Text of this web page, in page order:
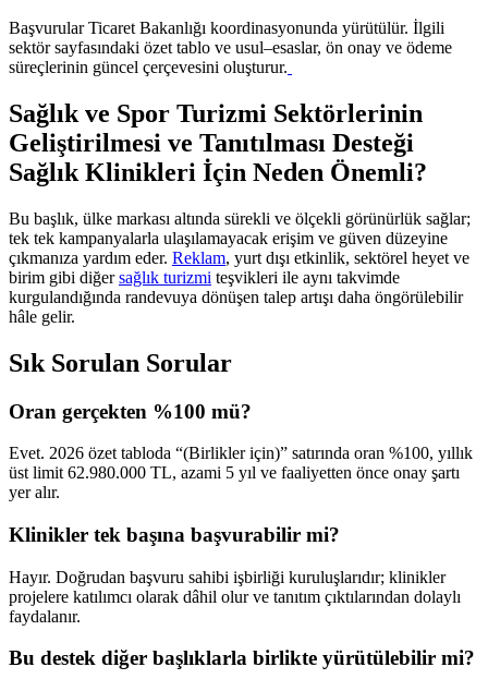
Başvurular Ticaret Bakanlığı koordinasyonunda yürütülür. İlgili
sektör sayfasındaki özet tablo ve usul–esaslar, ön onay ve ödeme
süreçlerinin güncel çerçevesini oluşturur.
Sağlık ve Spor Turizmi Sektörlerinin
Geliştirilmesi ve Tanıtılması Desteği
Sağlık Klinikleri İçin Neden Önemli?
Bu başlık, ülke markası altında sürekli ve ölçekli görünürlük sağlar;
tek tek kampanyalarla ulaşılamayacak erişim ve güven düzeyine
çıkmanıza yardım eder. Reklam, yurt dışı etkinlik, sektörel heyet ve
birim gibi diğersağlık turizmi teşvikleri ile aynı takvimde
kurgulandığında randevuya dönüşen talep artışı daha öngörülebilir
hâle gelir.
Sık Sorulan Sorular
Oran gerçekten %100 mü?
Evet. 2026 özet tabloda “(Birlikler için)” satırında oran %100, yıllık
üst limit 62.980.000 TL, azami 5 yıl ve faaliyetten önce onay şartı
yer alır.
Klinikler tek başına başvurabilir mi?
Hayır. Doğrudan başvuru sahibi işbirliği kuruluşlarıdır; klinikler
projelere katılımcı olarak dâhil olur ve tanıtım çıktılarından dolaylı
faydalanır.
Bu destek diğer başlıklarla birlikte yürütülebilir mi?